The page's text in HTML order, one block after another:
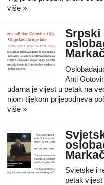
više »
Srpski
Anti
udarna je vijest u petak na
njom tijekom prijepodneva
više »
Svjetske i
petak